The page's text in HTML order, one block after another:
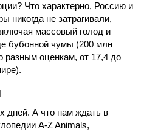
Что характерно, Россию и
никогда не затрагивали,
массовый голод и
бубонной чумы (200 млн
разным оценкам, от 17,4 до
дней. А что нам ждать в
A-Z Animals,